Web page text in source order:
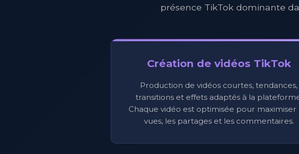
présence TikTok dominante
Création de vidéos TikTok
Production de vidéos courtes, tendances,
transitions et effets adaptés à la
Chaque vidéo est optimisée pour maximiser
vues, les partages et les commentaires.